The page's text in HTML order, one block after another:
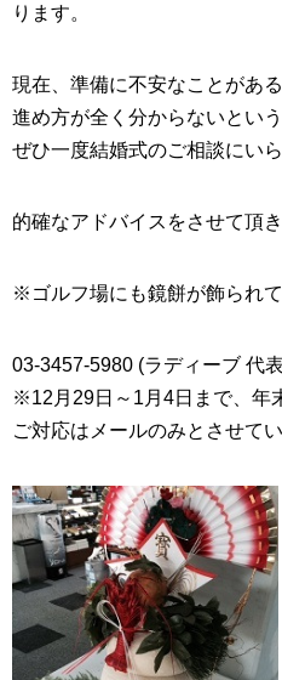
ります。
現在、準備に不安なことがある
進め方が全く分からないという
ぜひ一度結婚式のご相談にい
的確なアドバイスをさせて頂き
※ゴルフ場にも鏡餅が飾られ
03-3457-5980 (ラディーブ 代
※12月29日～1月4日まで、年
ご対応はメールのみとさせて